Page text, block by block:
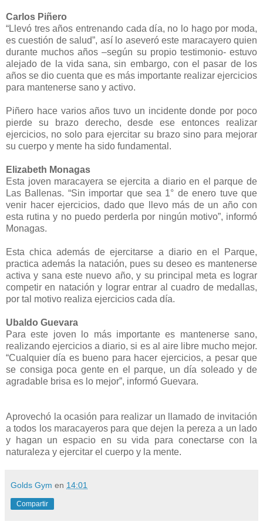
Carlos Piñero
“Llevó tres años entrenando cada día, no lo hago por moda,
es cuestión de salud”, así lo aseveró este maracayero quien
durante muchos años –según su propio testimonio- estuvo
alejado de la vida sana, sin embargo, con el pasar de los
años se dio cuenta que es más importante realizar ejercicios
para mantenerse sano y activo.
Piñero hace varios años tuvo un incidente donde por poco
pierde su brazo derecho, desde ese entonces realizar
ejercicios, no solo para ejercitar su brazo sino para mejorar
su cuerpo y mente ha sido fundamental.
Elizabeth Monagas
Esta joven maracayera se ejercita a diario en el parque de
Las Ballenas. “Sin importar que sea 1° de enero tuve que
venir hacer ejercicios, dado que llevo más de un año con
esta rutina y no puedo perderla por ningún motivo”, informó
Monagas.
Esta chica además de ejercitarse a diario en el Parque,
practica además la natación, pues su deseo es mantenerse
activa y sana este nuevo año, y su principal meta es lograr
competir en natación y lograr entrar al cuadro de medallas,
por tal motivo realiza ejercicios cada día.
Ubaldo Guevara
Para este joven lo más importante es mantenerse sano,
realizando ejercicios a diario, si es al aire libre mucho mejor.
“Cualquier día es bueno para hacer ejercicios, a pesar que
se consiga poca gente en el parque, un día soleado y de
agradable brisa es lo mejor”, informó Guevara.
Aprovechó la ocasión para realizar un llamado de invitación
a todos los maracayeros para que dejen la pereza a un lado
y hagan un espacio en su vida para conectarse con la
naturaleza y ejercitar el cuerpo y la mente.
Golds Gym en 14:01
Compartir